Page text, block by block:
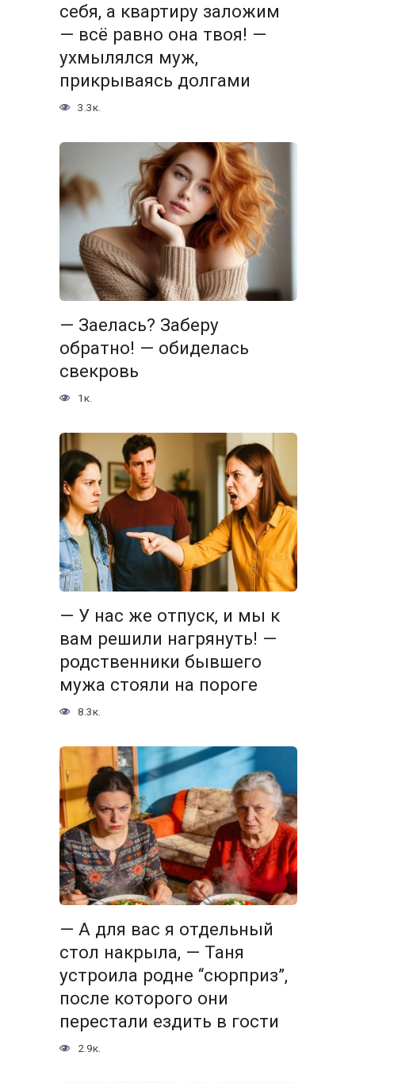
себя, а квартиру заложим
— всё равно она твоя! —
ухмылялся муж,
прикрываясь долгами
3.3к.
— Заелась? Заберу
обратно! — обиделась
свекровь
1к.
— У нас же отпуск, и мы к
вам решили нагрянуть! —
родственники бывшего
мужа стояли на пороге
8.3к.
— А для вас я отдельный
стол накрыла, — Таня
устроила родне “сюрприз”,
после которого они
перестали ездить в гости
2.9к.